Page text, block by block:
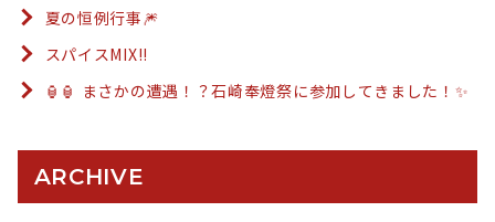
夏の恒例行事🎆
スパイスMIX!!
🏮🏮 まさかの遭遇！？石崎奉燈祭に参加してきました！✨
ARCHIVE